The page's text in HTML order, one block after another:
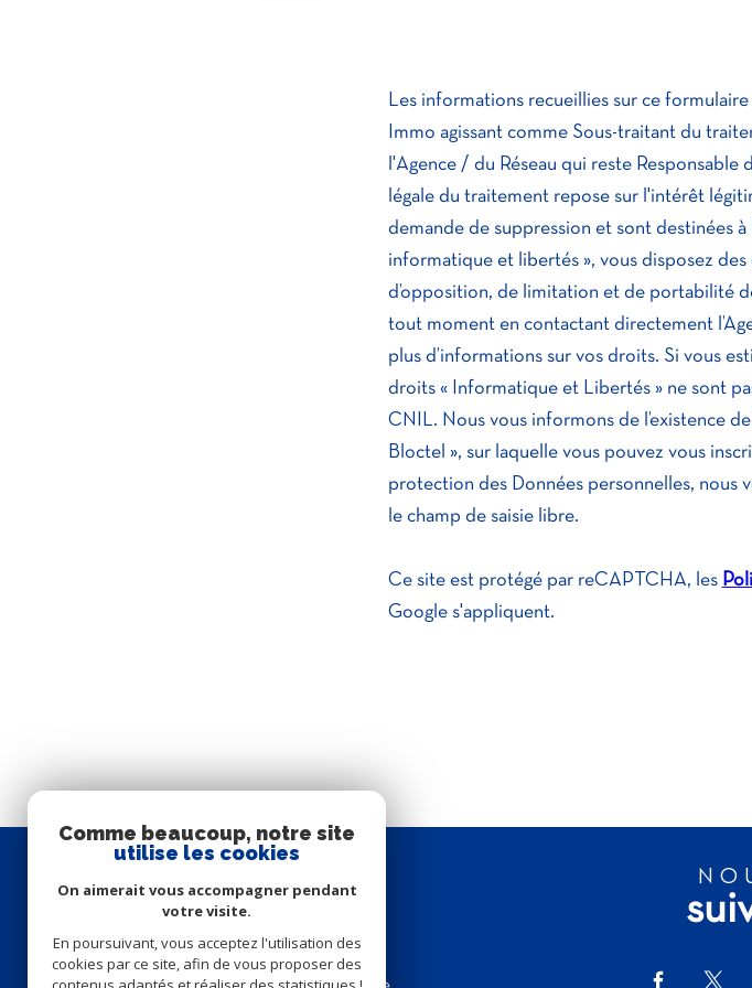
O
S
c
o
o
r
d
n
G
N
E
Z
V
O
S
c
d
Les informations recueillies sur ce
Immo agissant comme Sous-traitant du
l'Agence / du Réseau qui reste
légale du traitement repose sur l'intérêt
demande de suppression et sont destinées
informatique et libertés », vous disposez des
d’opposition, de limitation et de portabilité
tout moment en contactant directement
plus d’informations sur vos droits. Si vous
droits « Informatique et Libertés » ne sont
CNIL. Nous vous informons de l’existence
Bloctel », sur laquelle vous pouvez vous
protection des Données personnelles, nous
le champ de saisie libre.
Ce site est protégé par reCAPTCHA, les
Google s'appliquent.
connecter
Comme beaucoup, notre site
utilise les cookies
On aimerait vous accompagner pendant
votre visite.
En poursuivant, vous acceptez l'utilisation des
cookies par ce site, afin de vous proposer des